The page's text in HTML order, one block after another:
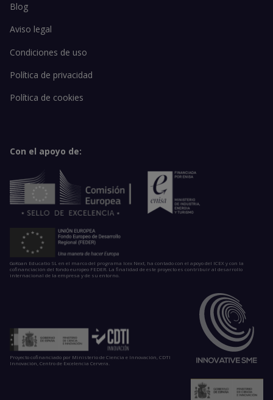
Blog
Aviso legal
Condiciones de uso
Política de privacidad
Política de cookies
Con el apoyo de:
GoKoan Educatio SL en el marco del programa Icex Next, ha contado con el apoyo del ICEX y con la
cofinanciación del fondo europeo FEDER. La finalidad de este proyecto es contribuir al desarrollo
internacional de la empresa y de su entorno.
Proyecto cofinanciado por Ministerio de Ciencia e Innovación, CDTI
Innovación, Centro de Excelencia Cervera.